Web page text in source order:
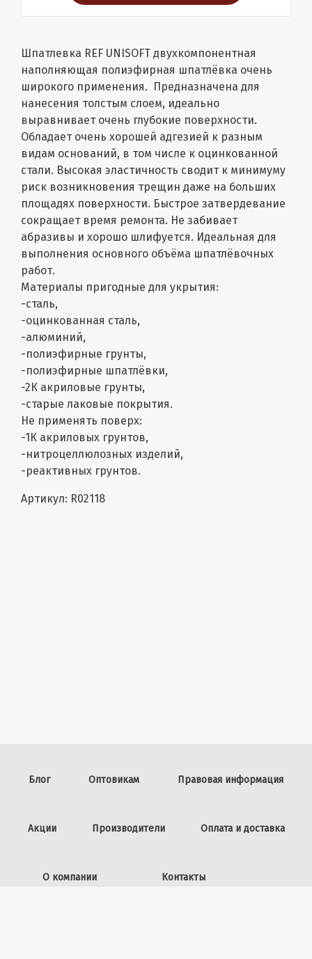
Шпатлевка REF UNISOFT двухкомпонентная
наполняющая полиэфирная шпатлёвка очень
широкого применения. Предназначена для
нанесения толстым слоем, идеально
выравнивает очень глубокие поверхности.
Обладает очень хорошей адгезией к разным
видам оснований, в том числе к оцинкованной
стали. Высокая эластичность сводит к минимуму
риск возникновения трещин даже на больших
площадях поверхности. Быстрое затвердевание
сокращает время ремонта. Не забивает
абразивы и хорошо шлифуется. Идеальная для
выполнения основного объёма шпатлёвочных
работ.
Материалы пригодные для укрытия:
-сталь,
-оцинкованная сталь,
-алюминий,
-полиэфирные грунты,
-полиэфирные шпатлёвки,
-2К акриловые грунты,
-старые лаковые покрытия.
Не применять поверх:
-1К акриловых грунтов,
-нитроцеллюлозных изделий,
-реактивных грунтов.
Артикул: R02118
Блог Оптовикам Правовая информация
Акции Производители Оплата и доставка
О компании Контакты